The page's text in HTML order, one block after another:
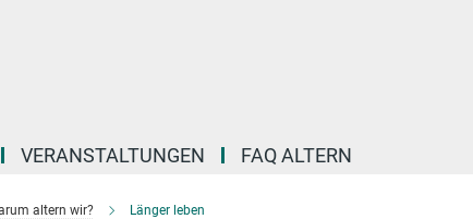
VERANSTALTUNGEN FAQ ALTERN
altern wir? Länger leben